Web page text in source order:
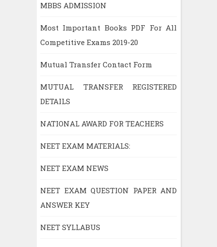
MBBS ADMISSION
Most Important Books PDF For All
Competitive Exams 2019-20
Mutual Transfer Contact Form
MUTUAL TRANSFER REGISTERED
DETAILS
NATIONAL AWARD FOR TEACHERS
NEET EXAM MATERIALS:
NEET EXAM NEWS
NEET EXAM QUESTION PAPER AND
ANSWER KEY
NEET SYLLABUS